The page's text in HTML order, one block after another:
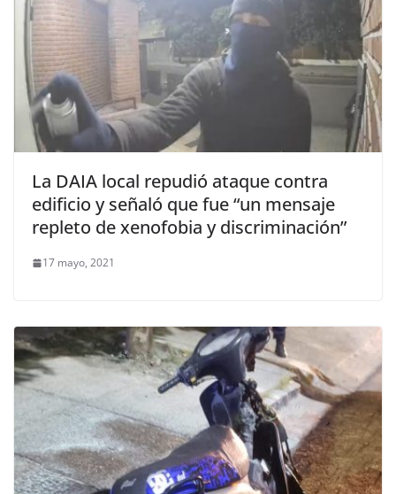
La DAIA local repudió ataque contra
edificio y señaló que fue “un mensaje
repleto de xenofobia y discriminación”
17 mayo, 2021